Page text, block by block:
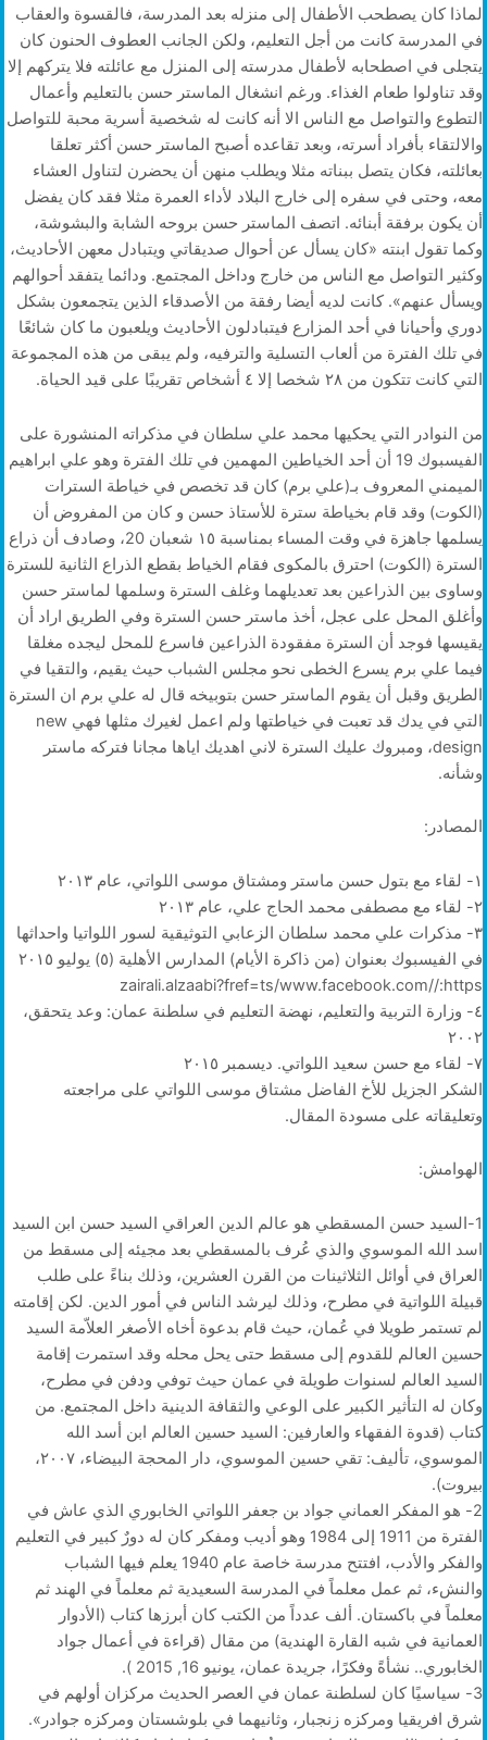
لماذا كان يصطحب الأطفال إلى منزله بعد المدرسة، فالقسوة والعقاب
في المدرسة كانت من أجل التعليم، ولكن الجانب العطوف الحنون كان
يتجلى في اصطحابه لأطفال مدرسته إلى المنزل مع عائلته فلا يتركهم إلا
وقد تناولوا طعام الغذاء. ورغم انشغال الماستر حسن بالتعليم وأعمال
التطوع والتواصل مع الناس الا أنه كانت له شخصية أسرية محبة للتواصل
والالتقاء بأفراد أسرته، وبعد تقاعده أصبح الماستر حسن أكثر تعلقا
بعائلته، فكان يتصل ببناته مثلا ويطلب منهن أن يحضرن لتناول العشاء
معه، وحتى في سفره إلى خارج البلاد لأداء العمرة مثلا فقد كان يفضل
أن يكون برفقة أبنائه. اتصف الماستر حسن بروحه الشابة والبشوشة،
وكما تقول ابنته «كان يسأل عن أحوال صديقاتي ويتبادل معهن الأحاديث،
وكثير التواصل مع الناس من خارج وداخل المجتمع. ودائما يتفقد أحوالهم
ويسأل عنهم». كانت لديه أيضا رفقة من الأصدقاء الذين يتجمعون بشكل
دوري وأحيانا في أحد المزارع فيتبادلون الأحاديث ويلعبون ما كان شائعًا
في تلك الفترة من ألعاب التسلية والترفيه، ولم يبقى من هذه المجموعة
التي كانت تتكون من ٢٨ شخصا إلا ٤ أشخاص تقريبًا على قيد الحياة.
من النوادر التي يحكيها محمد علي سلطان في مذكراته المنشورة على
الفيسبوك 19 أن أحد الخياطين المهمين في تلك الفترة وهو علي ابراهيم
الميمني المعروف بـ(علي برم) كان قد تخصص في خياطة السترات
(الكوت) وقد قام بخياطة سترة للأستاذ حسن و كان من المفروض أن
يسلمها جاهزة في وقت المساء بمناسبة ١٥ شعبان 20، وصادف أن ذراع
السترة (الكوت) احترق بالمكوى فقام الخياط بقطع الذراع الثانية للسترة
وساوى بين الذراعين بعد تعديلهما وغلف السترة وسلمها لماستر حسن
وأغلق المحل على عجل، أخذ ماستر حسن السترة وفي الطريق اراد أن
يقيسها فوجد أن السترة مفقودة الذراعين فاسرع للمحل ليجده مغلقا
فيما علي برم يسرع الخطى نحو مجلس الشباب حيث يقيم، والتقيا في
الطريق وقبل أن يقوم الماستر حسن بتوبيخه قال له علي برم ان السترة
التي في يدك قد تعبت في خياطتها ولم اعمل لغيرك مثلها فهي new
design، ومبروك عليك السترة لاني اهديك اياها مجانا فتركه ماستر
وشأنه.
المصادر:
١- لقاء مع بتول حسن ماستر ومشتاق موسى اللواتي، عام ٢٠١٣
٢- لقاء مع مصطفى محمد الحاج علي، عام ٢٠١٣
٣- مذكرات علي محمد سلطان الزعابي التوثيقية لسور اللواتيا واحداثها
في الفيسبوك بعنوان (من ذاكرة الأيام) المدارس الأهلية (٥) يوليو ٢٠١٥
https:/‏‏/‏‏www.facebook.com/‏‏zairali.alzaabi?fref=ts
٤- وزارة التربية والتعليم، نهضة التعليم في سلطنة عمان: وعد يتحقق،
٢٠٠٢
٧- لقاء مع حسن سعيد اللواتي. ديسمبر ٢٠١٥
الشكر الجزيل للأخ الفاضل مشتاق موسى اللواتي على مراجعته
وتعليقاته على مسودة المقال.
الهوامش:
1-السيد حسن المسقطي هو عالم الدين العراقي السيد حسن ابن السيد
اسد الله الموسوي والذي عُرف بالمسقطي بعد مجيئه إلى مسقط من
العراق في أوائل الثلاثينات من القرن العشرين، وذلك بناءً على طلب
قبيلة اللواتية في مطرح، وذلك ليرشد الناس في أمور الدين. لكن إقامته
لم تستمر طويلا في عُمان، حيث قام بدعوة أخاه الأصغر العلاّمة السيد
حسين العالم للقدوم إلى مسقط حتى يحل محله وقد استمرت إقامة
السيد العالم لسنوات طويلة في عمان حيث توفي ودفن في مطرح،
وكان له التأثير الكبير على الوعي والثقافة الدينية داخل المجتمع. من
كتاب (قدوة الفقهاء والعارفين: السيد حسين العالم ابن أسد الله
الموسوي، تأليف: تقي حسين الموسوي، دار المحجة البيضاء، ٢٠٠٧،
بيروت).
2- هو المفكر العماني جواد بن جعفر اللواتي الخابوري الذي عاش في
الفترة من 1911 إلى 1984 وهو أديب ومفكر كان له دورٌ كبير في التعليم
والفكر والأدب، افتتح مدرسة خاصة عام 1940 يعلم فيها الشباب
والنشء، ثم عمل معلماً في المدرسة السعيدية ثم معلماً في الهند ثم
معلماً في باكستان. ألف عدداً من الكتب كان أبرزها كتاب (الأدوار
العمانية في شبه القارة الهندية) من مقال (قراءة في أعمال جواد
الخابوري.. نشأةً وفكرًا، جريدة عمان، يونيو 16, 2015 ).
3- سياسيًا كان لسلطنة عمان في العصر الحديث مركزان أولهم في
شرق افريقيا ومركزه زنجبار، وثانيهما في بلوشستان ومركزه جوادر».